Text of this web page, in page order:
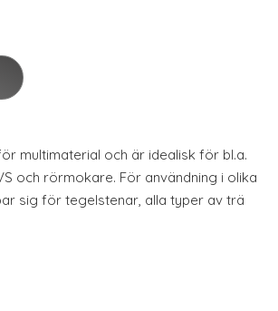
multimaterial och är idealisk för bl.a.
och rörmokare. För användning i olika
sig för tegelstenar, alla typer av trä